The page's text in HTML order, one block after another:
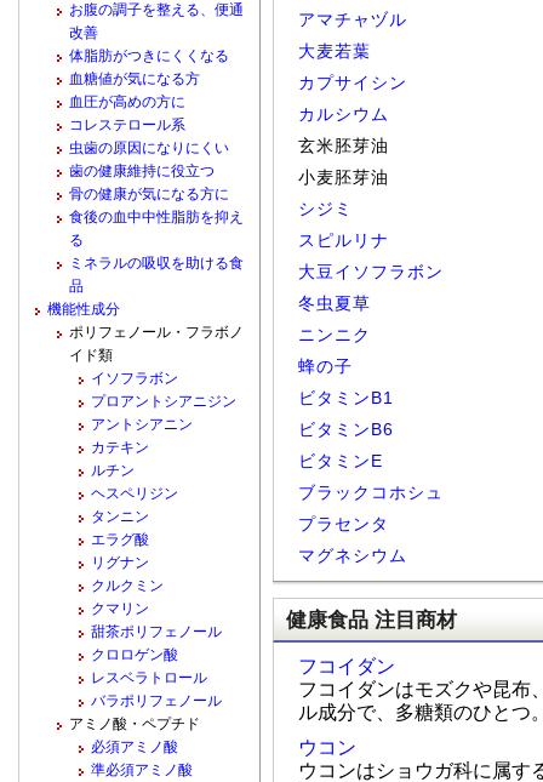
アマチャヅル
大麦若葉
カプサイシン
カルシウム
玄米胚芽油
小麦胚芽油
シジミ
スピルリナ
大豆イソフラボン
冬虫夏草
ニンニク
蜂の子
ビタミンB1
ビタミンB6
ビタミンE
ブラックコホシュ
プラセンタ
マグネシウム
健康食品 注目商材
フコイダン
フコイダンはモズクや昆布
ル成分で、多糖類のひとつ
ウコン
ウコンはショウガ科に属す
お腹の調子を整える、便通
改善
体脂肪がつきにくくなる
血糖値が気になる方
血圧が高めの方に
コレステロール系
虫歯の原因になりにくい
歯の健康維持に役立つ
骨の健康が気になる方に
食後の血中中性脂肪を抑え
る
ミネラルの吸収を助ける食
品
機能性成分
ポリフェノール・フラボノ
イド類
イソフラボン
プロアントシアニジン
アントシアニン
カテキン
ルチン
ヘスペリジン
タンニン
エラグ酸
リグナン
クルクミン
クマリン
甜茶ポリフェノール
クロロゲン酸
レスベラトロール
バラポリフェノール
アミノ酸・ペプチド
必須アミノ酸
準必須アミノ酸